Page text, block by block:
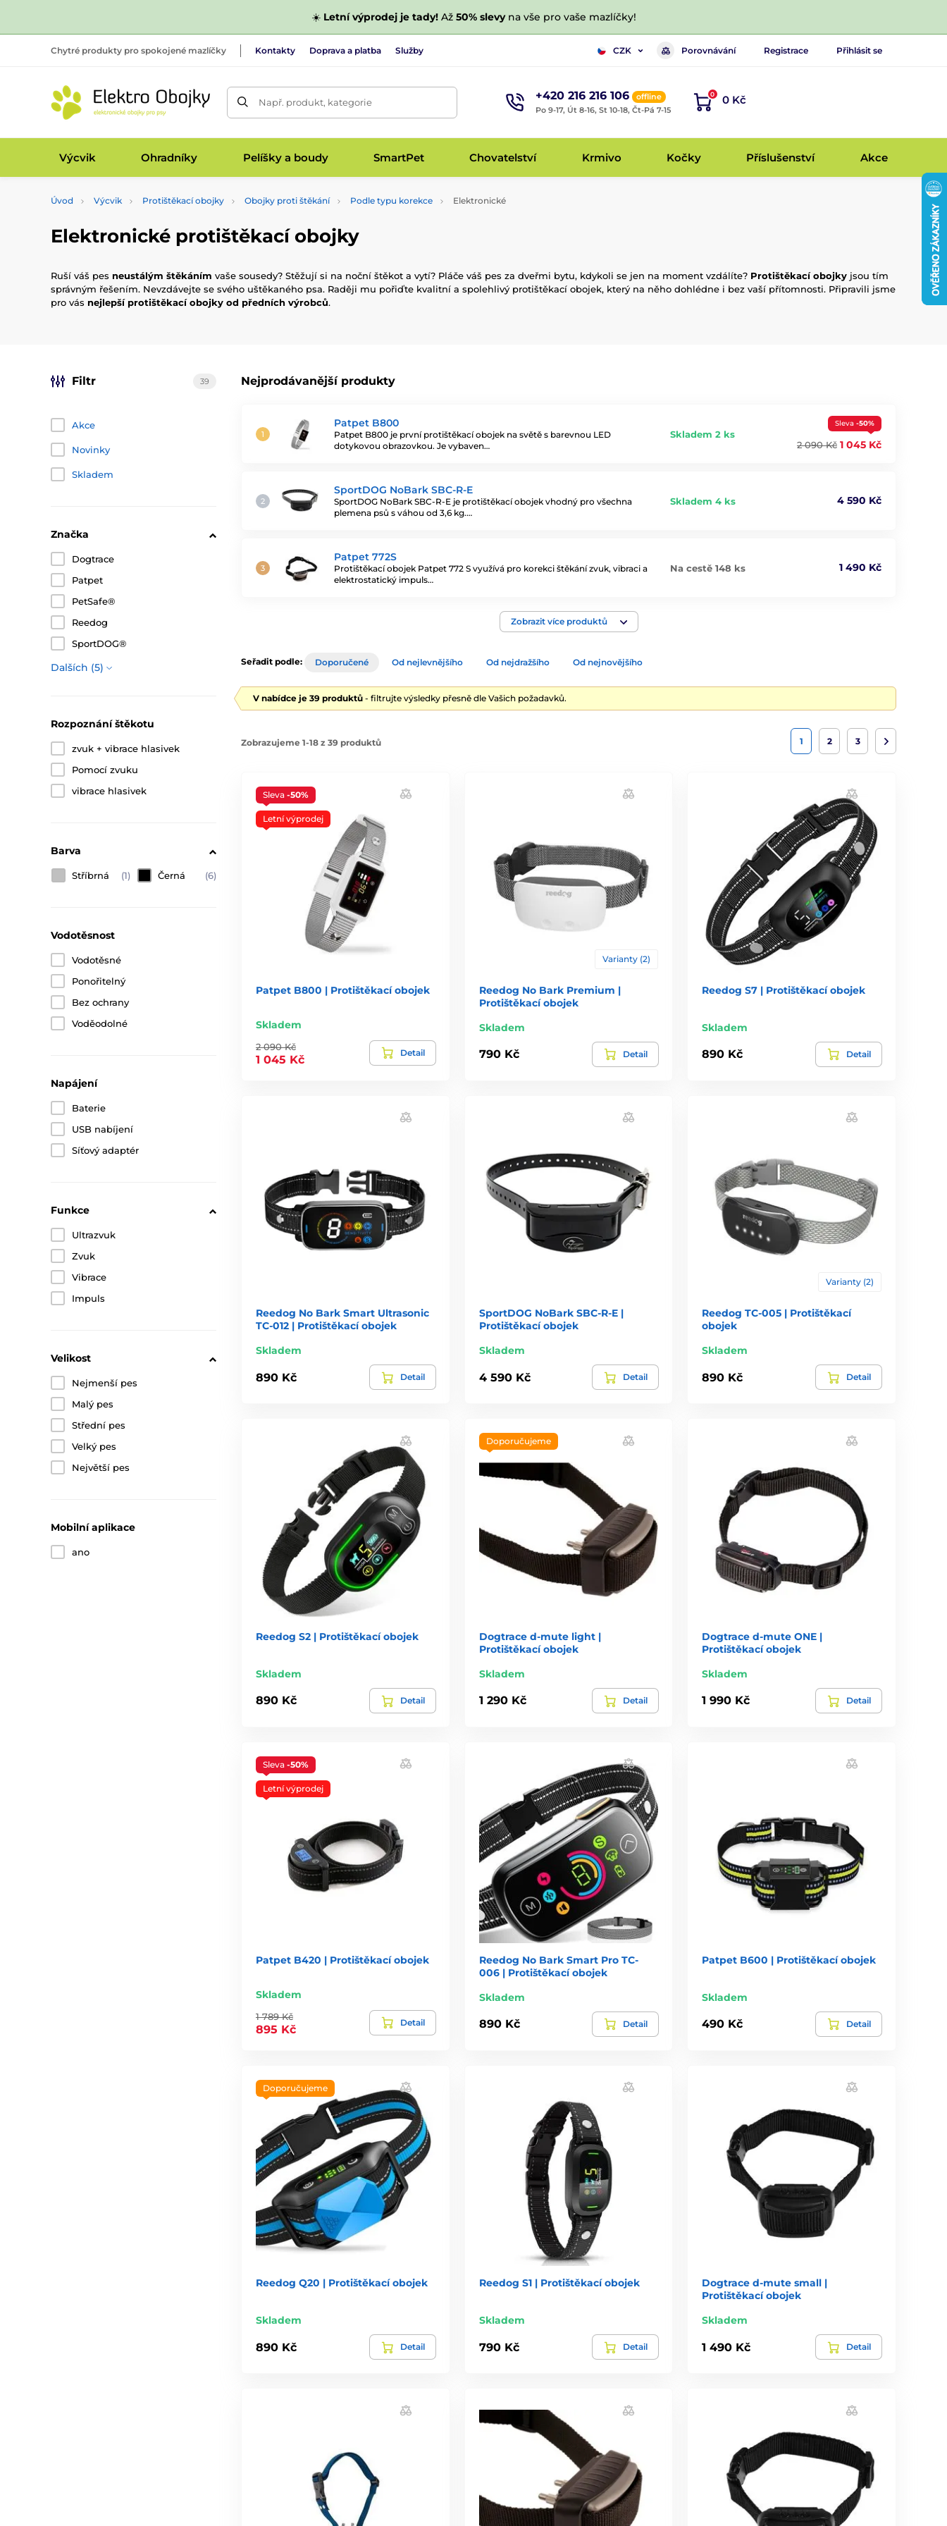
☀️ Letní výprodej je tady!Až 50% slevyna vše pro vaše mazlíčky!
Chytré produkty pro spokojené mazlíčky Kontakty Doprava a platba Služby CZK Porovnávání Registrace Přihlásit se
Např. produkt, kategorie +420 216 216 106
offline
Po 9-17, Út 8-16, St 10-18, Čt-Pá 7-15
0 0 Kč
Výcvik Ohradníky Pelíšky a boudy SmartPet Chovatelství Krmivo Kočky Příslušenství Akce
Úvod Výcvik Protištěkací obojky Obojky proti štěkání Podle typu korekce Elektronické
Elektronické protištěkací obojky
Ruší váš pes neustálým štěkáním vaše sousedy? Stěžují si na noční štěkot a vytí? Pláče váš pes za dveřmi bytu, kdykoli se jen na moment vzdálíte? Protištěkací obojky jsou tím
správným řešením. Nevzdávejte se svého uštěkaného psa. Raději mu pořiďte kvalitní a spolehlivý protištěkací obojek, který na něho dohlédne i bez vaší přítomnosti. Připravili jsme
pro vás nejlepší protištěkací obojky od předních výrobců.
Nejprodávanější produkty
Patpet B800
Patpet B800 je první protištěkací obojek na světě s barevnou LED
dotykovou obrazovkou. Je vybaven…
Skladem 2 ks
Sleva -50%
2 090 Kč 1 045 Kč
SportDOG NoBark SBC-R-E
SportDOG NoBark SBC-R-E je protištěkací obojek vhodný pro všechna
plemena psů s váhou od 3,6 kg.…
Skladem 4 ks 4 590 Kč
Patpet 772S
Protištěkací obojek Patpet 772 S využívá pro korekci štěkání zvuk, vibraci a
elektrostatický impuls…
Na cestě 148 ks 1 490 Kč
Zobrazit více produktů
Filtr 39
Akce
Novinky
Skladem
Značka
Dogtrace
Patpet
PetSafe®
Reedog
SportDOG®
Dalších (5)
Rozpoznání štěkotu
zvuk + vibrace hlasivek
Pomocí zvuku
vibrace hlasivek
Barva
Stříbrná (1) Černá (6)
Vodotěsnost
Vodotěsné
Ponořitelný
Bez ochrany
Voděodolné
Napájení
Baterie
USB nabíjení
Síťový adaptér
Funkce
Ultrazvuk
Zvuk
Vibrace
Impuls
Velikost
Nejmenší pes
Malý pes
Střední pes
Velký pes
Největší pes
Mobilní aplikace
ano
Seřadit podle: Doporučené Od nejlevnějšího Od nejdražšího Od nejnovějšího
V nabídce je 39 produktů - filtrujte výsledky přesně dle Vašich požadavků.
Zobrazujeme 1-18 z 39 produktů 1 2 3
Sleva -50%
Letní výprodej
Patpet B800 | Protištěkací obojek
Skladem
2 090 Kč
1 045 Kč
Detail
Varianty (2)
Reedog No Bark Premium |
Protištěkací obojek
Skladem
790 Kč Detail
Reedog S7 | Protištěkací obojek
Skladem
890 Kč Detail
Reedog No Bark Smart Ultrasonic
TC-012 | Protištěkací obojek
Skladem
890 Kč Detail
SportDOG NoBark SBC-R-E |
Protištěkací obojek
Skladem
4 590 Kč Detail
Varianty (2)
Reedog TC-005 | Protištěkací
obojek
Skladem
890 Kč Detail
Reedog S2 | Protištěkací obojek
Skladem
890 Kč Detail
Doporučujeme
Dogtrace d-mute light |
Protištěkací obojek
Skladem
1 290 Kč Detail
Dogtrace d-mute ONE |
Protištěkací obojek
Skladem
1 990 Kč Detail
Sleva -50%
Letní výprodej
Patpet B420 | Protištěkací obojek
Skladem
1 789 Kč
895 Kč
Detail
Reedog No Bark Smart Pro TC-
006 | Protištěkací obojek
Skladem
890 Kč Detail
Patpet B600 | Protištěkací obojek
Skladem
490 Kč Detail
Doporučujeme
Reedog Q20 | Protištěkací obojek
Skladem
890 Kč Detail
Reedog S1 | Protištěkací obojek
Skladem
790 Kč Detail
Dogtrace d-mute small |
Protištěkací obojek
Skladem
1 490 Kč Detail